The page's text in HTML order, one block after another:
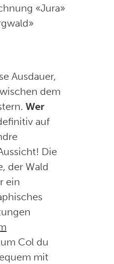
«Jura»
Ausdauer,
dem
Wer
auf
Die
der Wald
ein
Col du
mit